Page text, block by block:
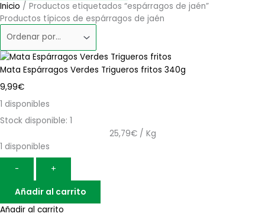
Inicio / Productos etiquetados “espárragos de jaén”
Productos típicos de espárragos de jaén
Mata Espárragos Verdes Trigueros fritos 340g
9,99€
1 disponibles
Stock disponible: 1
25,79€ / Kg
1 disponibles
-
+
Añadir al carrito
Añadir al carrito